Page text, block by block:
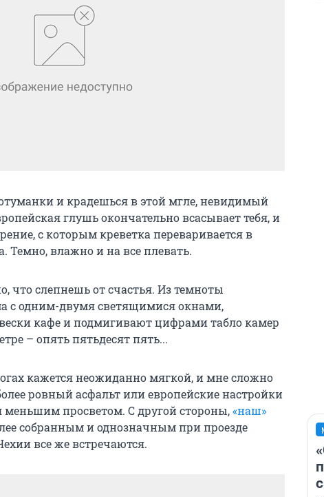
и крадешься в этой мгле, невидимый
глушь окончательно всасывает тебя, и
с которым креветка переваривается в
Темно, влажно и на все плевать.
что слепнешь от счастья. Из темноты
с одним-двумя светящимися окнами,
кафе и подмигивают цифрами табло камер
– опять пятьдесят пять...
кажется неожиданно мягкой, и мне сложно
ровный асфальт или европейские настройки
меньшим просветом. С другой стороны,«наш»
собранным и однозначным при проезде
все же встречаются.